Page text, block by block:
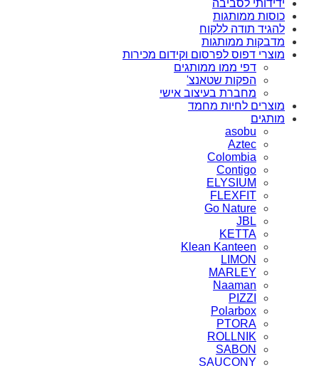
ידידותי לסביבה
כוסות ממותגות
להגיד תודה ללקוח
מדבקות ממותגות
מוצרי דפוס לפרסום וקידום מכירות
דפי ממו ממותגים
הפקות שטאנצ'
מחברת בעיצוב אישי
מוצרים לחיות מחמד
מותגים
asobu
Aztec
Colombia
Contigo
ELYSIUM
FLEXFIT
Go Nature
JBL
KETTA
Klean Kanteen
LIMON
MARLEY
Naaman
PIZZI
Polarbox
PTORA
ROLLNIK
SABON
SAUCONY